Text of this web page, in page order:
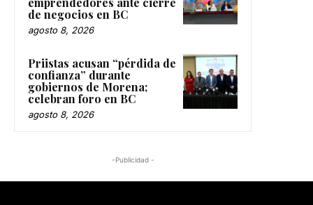
de negocios en BC
agosto 8, 2026
Priistas acusan “pérdida de
confianza” durante
gobiernos de Morena;
celebran foro en BC
agosto 8, 2026
-Publicidad -